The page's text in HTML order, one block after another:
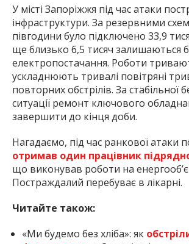
У місті Запоріжжя під час атаки
інфраструктури. За резервними
півгодини було підключено 33,9
ще близько 6,5 тисяч залишаються
електропостачання. Роботи
ускладнюють тривалі повітряні
повторних обстрілів. За стабільної
ситуації ремонт ключового
завершити до кінця доби.
Нагадаємо, під час ранкової атаки
отримав один працівник
що виконував роботи на
Постраждалий перебуває в лікарні.
Читайте також:
«Ми будемо без хліба»: як